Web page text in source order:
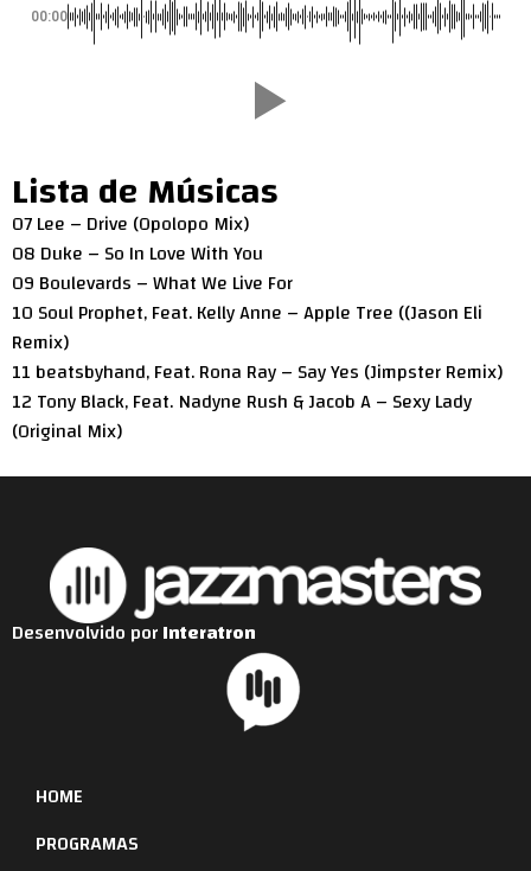
00:00
Lista de Músicas
07 Lee – Drive (Opolopo Mix)
08 Duke – So In Love With You
09 Boulevards – What We Live For
10 Soul Prophet, Feat. Kelly Anne – Apple Tree ((Jason Eli
Remix)
11 beatsbyhand, Feat. Rona Ray – Say Yes (Jimpster Remix)
12 Tony Black, Feat. Nadyne Rush & Jacob A – Sexy Lady
(Original Mix)
HOME
PROGRAMAS
Desenvolvido porInteratron